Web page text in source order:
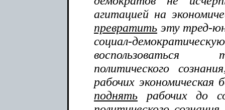
агитацией на
превратить эту тред-
социал-
воспользоваться
политического
рабочих
поднять рабочих до